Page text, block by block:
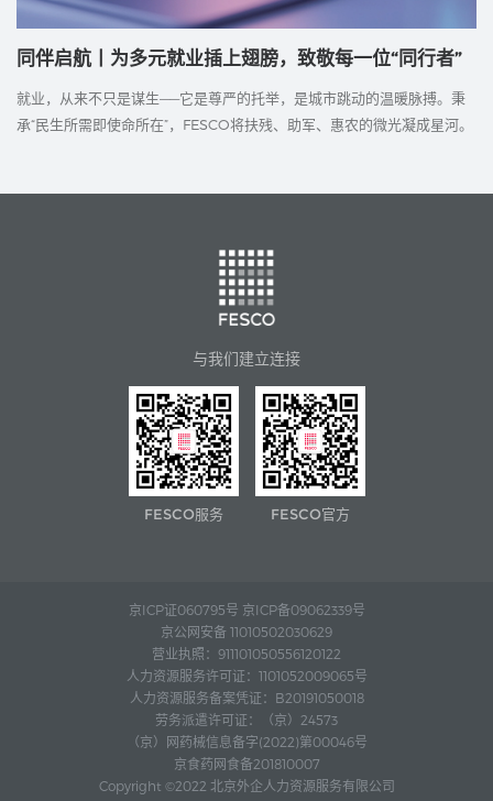
同伴启航丨为多元就业插上翅膀，致敬每一位“同行者”
就业，从来不只是谋生——它是尊严的托举，是城市跳动的温暖脉搏。秉
承“民生所需即使命所在”，FESCO将扶残、助军、惠农的微光凝成星河。
与我们建立连接
FESCO服务 FESCO官方
京ICP证060795号 京ICP备09062339号
京公网安备 11010502030629
营业执照：911101050556120122
人力资源服务许可证：1101052009065号
人力资源服务备案凭证：B20191050018
劳务派遣许可证：（京）24573
（京）网药械信息备字(2022)第00046号
京食药网食备201810007
Copyright ©2022 北京外企人力资源服务有限公司